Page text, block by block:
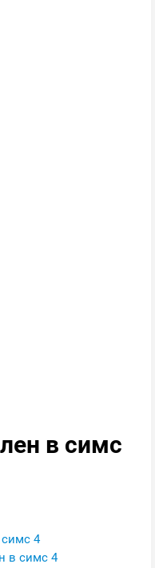
в симс
симс 4
в симс 4